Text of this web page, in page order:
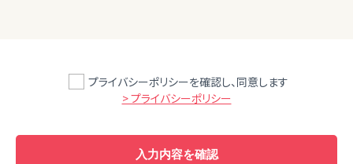
プライバシーポリシーを確認し、同意します
> プライバシーポリシー
入力内容を確認